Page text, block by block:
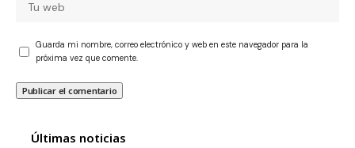
Guarda mi nombre, correo electrónico y web en este navegador para la
próxima vez que comente.
Últimas noticias